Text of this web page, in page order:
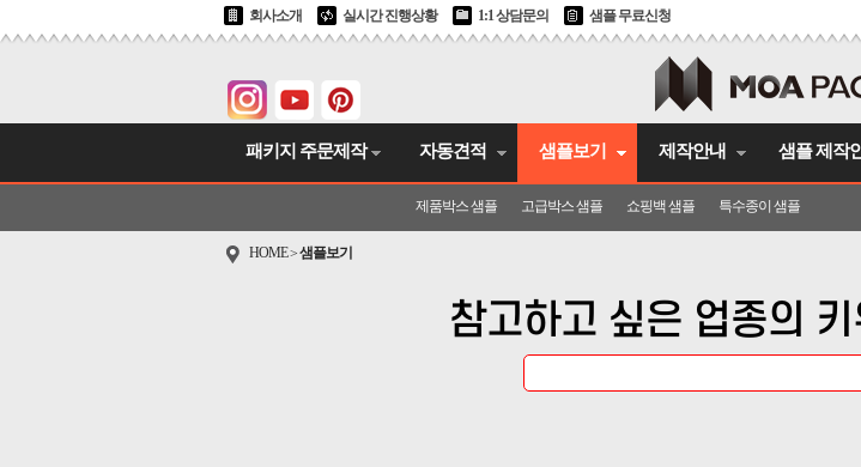
회사소개 실시간 진행상황 1:1 상담문의 샘플 무료신청
패키지 주문제작 자동견적 샘플보기
제품박스 샘플 고급박스 샘플 쇼핑백 샘플 특수종이 샘플
제작안내 샘플 제작
HOME>샘플보기
참고하고 싶은 업종의